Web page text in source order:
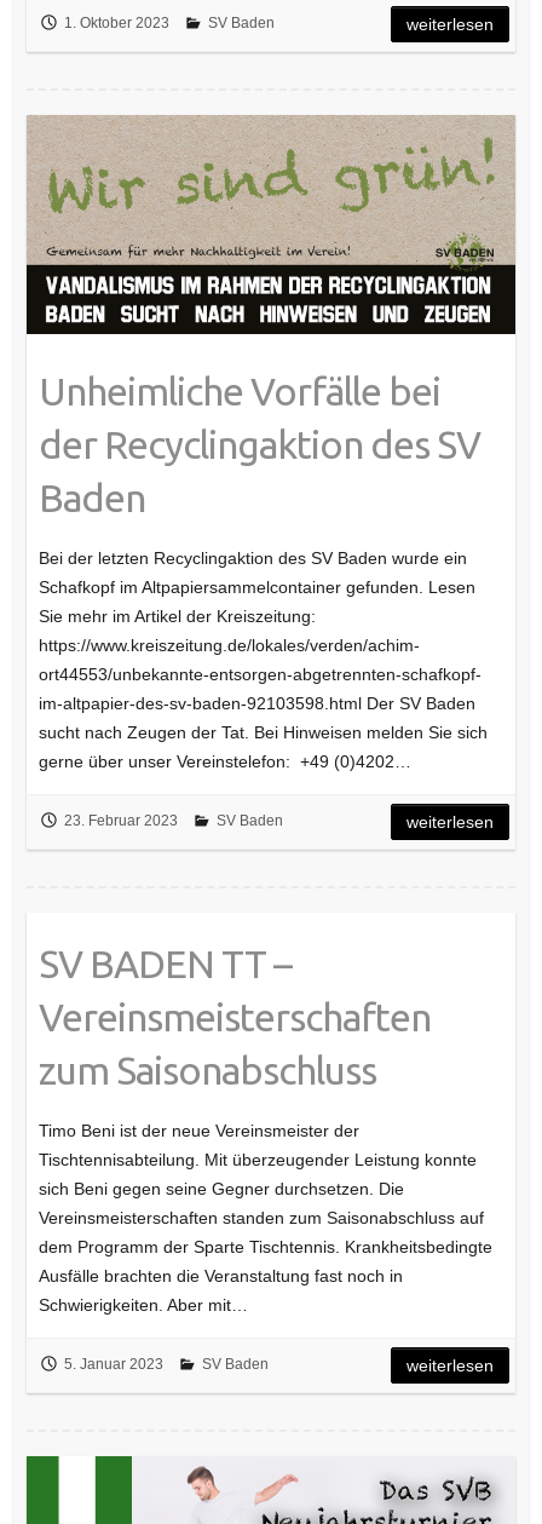
1. Oktober 2023 SV Baden weiterlesen
Unheimliche Vorfälle bei
der Recyclingaktion des SV
Baden
Bei der letzten Recyclingaktion des SV Baden wurde ein
Schafkopf im Altpapiersammelcontainer gefunden. Lesen
Sie mehr im Artikel der Kreiszeitung:
https://www.kreiszeitung.de/lokales/verden/achim-
ort44553/unbekannte-entsorgen-abgetrennten-schafkopf-
im-altpapier-des-sv-baden-92103598.html Der SV Baden
sucht nach Zeugen der Tat. Bei Hinweisen melden Sie sich
gerne über unser Vereinstelefon: +49 (0)4202…
23. Februar 2023 SV Baden weiterlesen
SV BADEN TT –
Vereinsmeisterschaften
zum Saisonabschluss
Timo Beni ist der neue Vereinsmeister der
Tischtennisabteilung. Mit überzeugender Leistung konnte
sich Beni gegen seine Gegner durchsetzen. Die
Vereinsmeisterschaften standen zum Saisonabschluss auf
dem Programm der Sparte Tischtennis. Krankheitsbedingte
Ausfälle brachten die Veranstaltung fast noch in
Schwierigkeiten. Aber mit…
5. Januar 2023 SV Baden weiterlesen